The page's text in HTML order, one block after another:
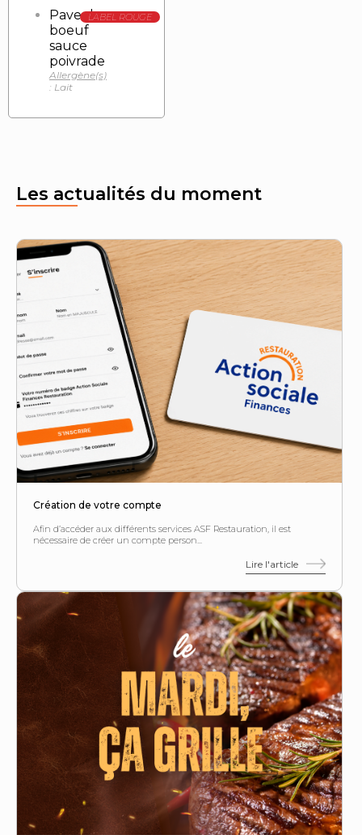
Pave de
boeuf
sauce
poivrade
Allergène(s)
: Lait
LABEL ROUGE
Les actualités du moment
Création de votre compte
Afin d’accéder aux différents services ASF Restauration, il est
nécessaire de créer un compte person...
Lire l'article